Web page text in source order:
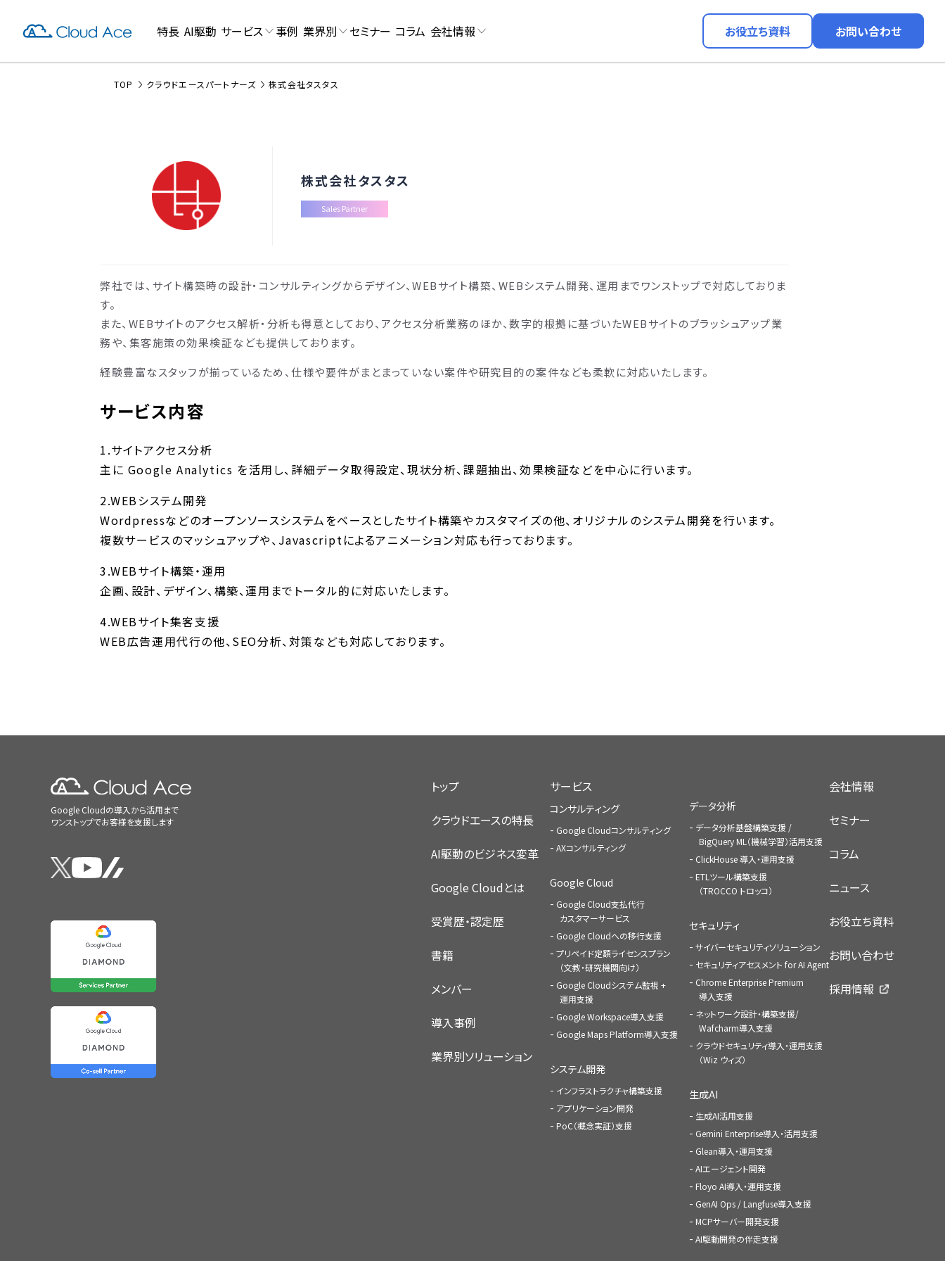
特長 AI駆動 サービス 事例 業界別 セミナー コラム 会社情報 お役立ち資料 お問い合わせ
TOP クラウドエースパートナーズ 株式会社タスタス
株式会社タスタス
Sales Partner
弊社では、サイト構築時の設計・コンサルティングからデザイン、WEBサイト構築、WEBシステム開発、運用までワンストップで対応しておりま
す。
また、WEBサイトのアクセス解析・分析も得意としており、アクセス分析業務のほか、数字的根拠に基づいたWEBサイトのブラッシュアップ業
務や、集客施策の効果検証なども提供しております。
経験豊富なスタッフが揃っているため、仕様や要件がまとまっていない案件や研究目的の案件なども柔軟に対応いたします。
サービス内容
1.サイトアクセス分析
主に Google Analytics を活用し、詳細データ取得設定、現状分析、課題抽出、効果検証などを中心に行います。
2.WEBシステム開発
Wordpressなどのオープンソースシステムをベースとしたサイト構築やカスタマイズの他、オリジナルのシステム開発を行います。
複数サービスのマッシュアップや、Javascriptによるアニメーション対応も行っております。
3.WEBサイト構築・運用
企画、設計、デザイン、構築、運用までトータル的に対応いたします。
4.WEBサイト集客支援
WEB広告運用代行の他、SEO分析、対策なども対応しております。
Google Cloudの導入から活用まで
ワンストップでお客様を支援します
トップ
クラウドエースの特長
AI駆動のビジネス変革
Google Cloudとは
受賞歴・認定歴
書籍
メンバー
導入事例
業界別ソリューション
サービス
コンサルティング
Google Cloudコンサルティング
AXコンサルティング
Google Cloud
Google Cloud支払代行
カスタマーサービス
Google Cloudへの移行支援
プリペイド定額ライセンスプラン
（文教・研究機関向け）
Google Cloudシステム監視 +
運用支援
Google Workspace導入支援
Google Maps Platform導入支援
システム開発
インフラストラクチャ構築支援
アプリケーション開発
PoC（概念実証）支援
データ分析
データ分析基盤構築支援 /
BigQuery ML（機械学習）活用支援
ClickHouse 導入・運用支援
ETLツール構築支援
（TROCCO トロッコ）
セキュリティ
サイバーセキュリティソリューション
セキュリティアセスメント for AI Agent
Chrome Enterprise Premium
導入支援
ネットワーク設計・構築支援/
Wafcharm導入支援
クラウドセキュリティ導入・運用支援
（Wiz ウィズ）
生成AI
生成AI活用支援
Gemini Enterprise導入・活用支援
Glean導入・運用支援
AIエージェント開発
Floyo AI導入・運用支援
GenAI Ops / Langfuse導入支援
MCPサーバー開発支援
AI駆動開発の伴走支援
会社情報
セミナー
コラム
ニュース
お役立ち資料
お問い合わせ
採用情報